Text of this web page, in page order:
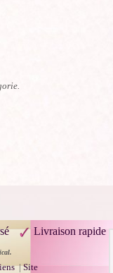
Livraison rapide
|Site